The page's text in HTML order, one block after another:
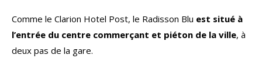
Comme le Clarion Hotel Post, le Radisson Blu est situé à
l’entrée du centre commerçant et piéton de la ville, à
deux pas de la gare.